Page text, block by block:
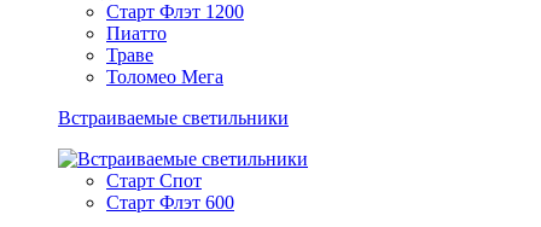
Старт Флэт 1200
Пиатто
Траве
Толомео Мега
Встраиваемые светильники
Старт Спот
Старт Флэт 600